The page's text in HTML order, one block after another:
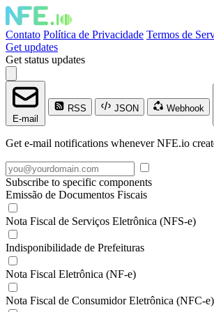
Contato Política de Privacidade Termos de
Get updates
Get status updates
E-mail
RSS JSON
Webhook
Get e-mail notifications whenever NFE.io
Subscribe to specific components
Emissão de Documentos Fiscais
Nota Fiscal de Serviços Eletrônica (NFS-e)
Indisponibilidade de Prefeituras
Nota Fiscal Eletrônica (NF-e)
Nota Fiscal de Consumidor Eletrônica (NFC-e)